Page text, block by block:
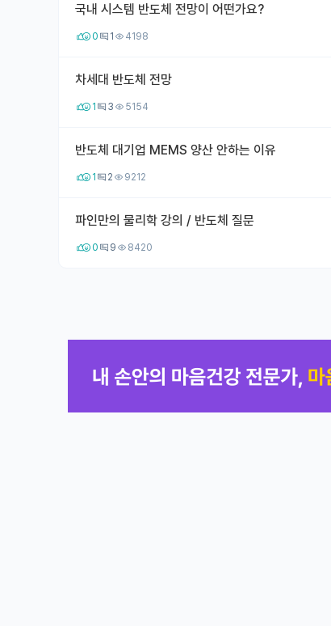
국내 시스템 반도체 전망이 어떤가요?
0 1 4198
차세대 반도체 전망
1 3 5154
반도체 대기업 MEMS 양산 안하는 이유
1 2 9212
파인만의 물리학 강의 / 반도체 질문
0 9 8420